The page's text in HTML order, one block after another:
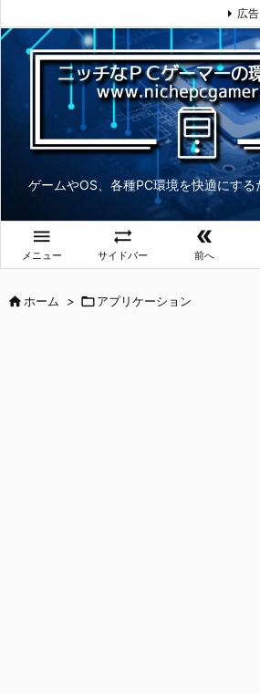
ゲームやOS、各種PC環境を快適にす

メニュー

サイドバー

前へ
広
ホーム > アプリケーション